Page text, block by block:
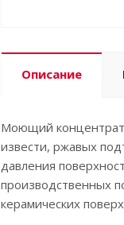
Описание
Моющий концентрат
извести, ржавых
давления
производственных
керамических